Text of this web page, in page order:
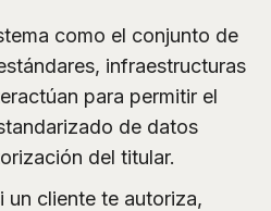
como el conjunto de
infraestructuras
para permitir el
de datos
del titular.
un cliente te autoriza,